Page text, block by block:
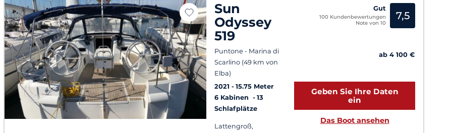
Sun
Odyssey
519
Puntone - Marina di
Scarlino (49 km von
Elba)
2021
15.75 Meter
6 Kabinen
13
Schlafplätze
Lattengroß,
Gut
100 Kundenbewertungen
Note von 10
7,5
ab 4 100 €
Geben Sie Ihre Daten
ein
Das Boot ansehen